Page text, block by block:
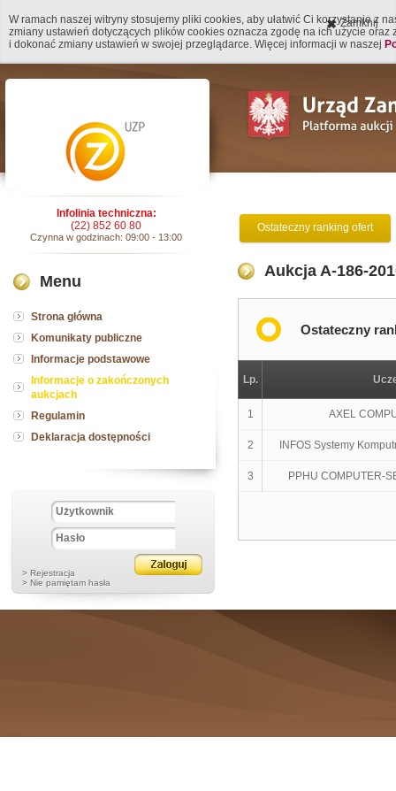
W ramach naszej witryny stosujemy pliki cookies, aby ułatwić Ci korzystanie z
zmiany ustawień dotyczących plików cookies oznacza zgodę na ich użycie
i dokonać zmiany ustawień w swojej przeglądarce. Więcej informacji w naszej
Zamknij
Ostateczny ranking ofert
Aukcja A-186-
Ostateczny
Lp.
1 AXEL
2 INFOS Systemy
3 PPHU COMPUTER-
Infolinia techniczna:
(22) 852 60 80
Czynna w godzinach: 09:00 - 13:00
Menu
Strona główna
Komunikaty publiczne
Informacje podstawowe
Informacje o zakończonych
aukcjach
Regulamin
Deklaracja dostępności
> Rejestracja
> Nie pamiętam hasła